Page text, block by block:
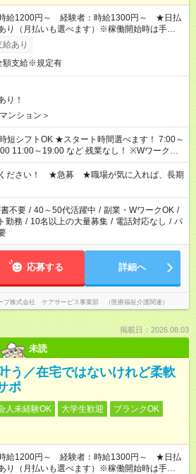
給1200円～ 経験者：時給1300円～ ★日払
り（月払いも選べます）※稼働開始時は手続き
いとなります。
あり
額支給※規定有
り！
ンション＞
ート時間選べます！ 7:00～
～19:00 など 残業なし！ ※Wワークの
と合わせ週40時間超の就業はご案内できませ
、週20時間以上勤務は社会保険への加入対象
者派遣法（日雇い派遣の原則禁止）により、
就業はご案内が難しい場合があります
ください！ ★急募 ★職場が気に入れば、長期
不要 / 40～50代活躍中 / 副業・WワークOK /
勤務 / 10名以上の大量募集 / 電話対応なし / パ
応募する 詳細へ
プ株式会社 ケアサービス事業部 （医療福祉介護関連）
掲載日：2026.08.03
未読
う／在宅ではないけれど柔軟
ポ
人未経験OK 大学生歓迎
ブランクOK
給1200円～ 経験者：時給1300円～ ★日払
り（月払いも選べます）※稼働開始時は手続き